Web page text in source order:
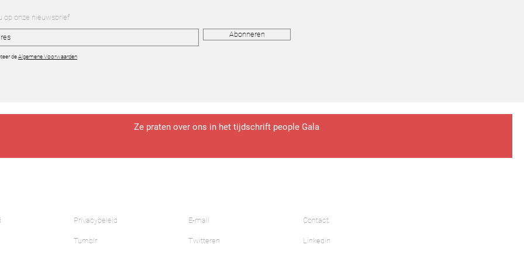
op onze nieuwsbrief
Abonneren
deAlgemene Voorwaarden
Ze praten over ons in het tijdschrift people Gala
Privacybeleid E-mail Contact
Tumblr Twitteren LinkedIn